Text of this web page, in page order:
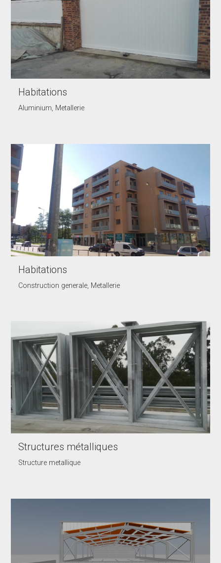
Habitations
Aluminium, Metallerie
Habitations
Construction generale, Metallerie
Structures métalliques
Structure metallique